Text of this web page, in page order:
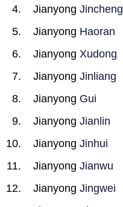
Jianyong Jincheng
Jianyong Haoran
Jianyong Xudong
Jianyong Jinliang
Jianyong Gui
Jianyong Jianlin
Jianyong Jinhui
Jianyong Jianwu
Jianyong Jingwei